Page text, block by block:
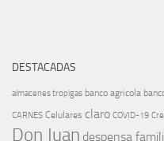
DESTACADAS
almacenes tropigas banco agricola
CARNES Celulares claro COVID-19
Don Juan despensa